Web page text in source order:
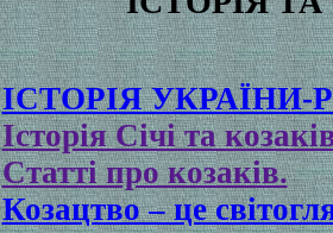
ІСТОРІЯ УКРАЇНИ-
Історія Січі та
Статті про козаків.
Козацтво – це